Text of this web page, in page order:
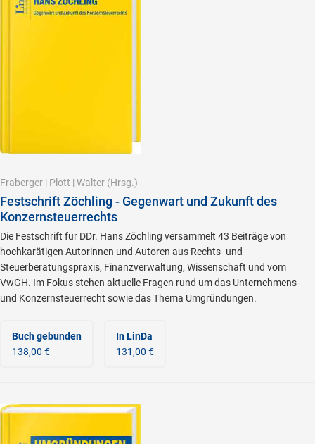
Fraberger | Plott | Walter (Hrsg.)
Festschrift Zöchling - Gegenwart und Zukunft des
Konzernsteuerrechts
Die Festschrift für DDr. Hans Zöchling versammelt 43 Beiträge von
hochkarätigen Autorinnen und Autoren aus Rechts- und
Steuerberatungspraxis, Finanzverwaltung, Wissenschaft und vom
VwGH. Im Fokus stehen aktuelle Fragen rund um das Unternehmens-
und Konzernsteuerrecht sowie das Thema Umgründungen.
Buch gebunden
138,00 €
In LinDa
131,00 €